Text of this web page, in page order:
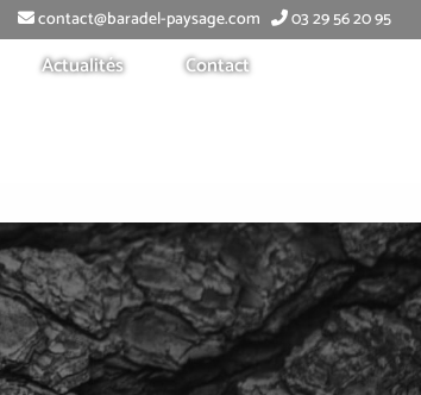
contact@baradel-paysage.com 03 29 56 20 95
Actualités Contact